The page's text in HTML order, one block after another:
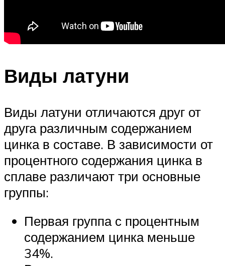
Виды латуни
Виды латуни отличаются друг от
друга различным содержанием
цинка в составе. В зависимости от
процентного содержания цинка в
сплаве различают три основные
группы:
Первая группа с процентным
содержанием цинка меньше
34%.